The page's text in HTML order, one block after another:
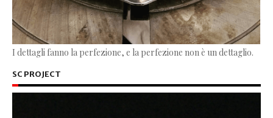
I dettagli fanno la perfezione, e la perfezione non è un dettaglio.
SC PROJECT